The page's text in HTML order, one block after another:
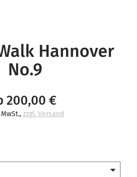
Hannover
No.9
200,00 €
, zzgl. Versand